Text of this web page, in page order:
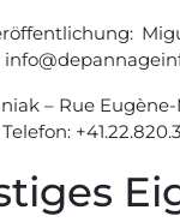
– Rue Eugène-